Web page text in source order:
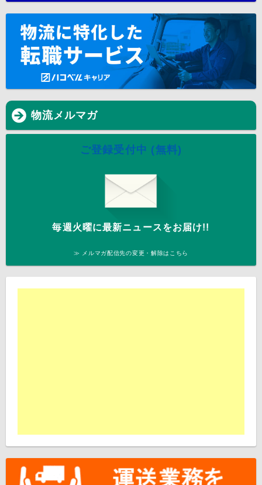
物流メルマガ
ご登録受付中 (無料)
毎週火曜に最新ニュースをお届け!!
≫ メルマガ配信先の変更・解除はこちら